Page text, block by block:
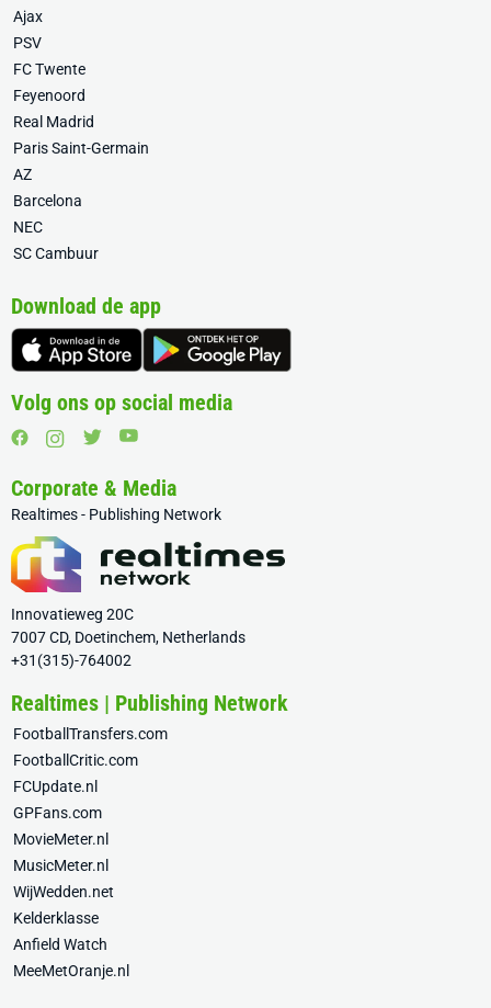
Ajax
PSV
FC Twente
Feyenoord
Real Madrid
Paris Saint-Germain
AZ
Barcelona
NEC
SC Cambuur
Download de app
Volg ons op social media
Corporate & Media
Realtimes - Publishing Network
Innovatieweg 20C
7007 CD, Doetinchem, Netherlands
+31(315)-764002
Realtimes | Publishing Network
FootballTransfers.com
FootballCritic.com
FCUpdate.nl
GPFans.com
MovieMeter.nl
MusicMeter.nl
WijWedden.net
Kelderklasse
Anfield Watch
MeeMetOranje.nl